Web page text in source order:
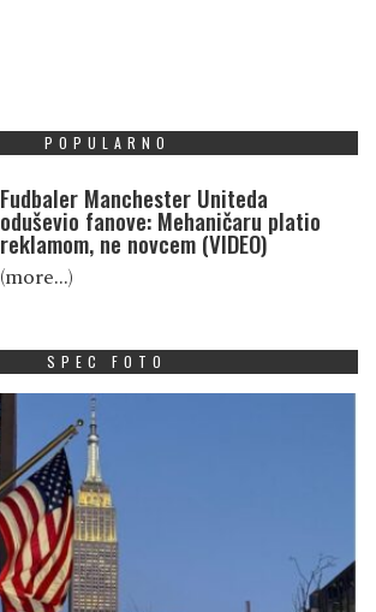
POPULARNO
Fudbaler Manchester Uniteda
oduševio fanove: Mehaničaru platio
reklamom, ne novcem (VIDEO)
(more…)
SPEC FOTO